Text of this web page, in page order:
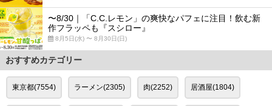
〜8/30｜「C.C.レモン」の爽快なパフェに注目！飲む新
作フラッペも『スシロー』
8月5日(水) 〜 8月30日(日)
おすすめカテゴリー
東京都(7554) ラーメン(2305) 肉(2252) 居酒屋(1804)